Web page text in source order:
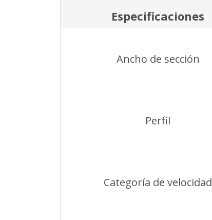
Especificaciones
Ancho de sección
Perfil
Categoría de velocidad